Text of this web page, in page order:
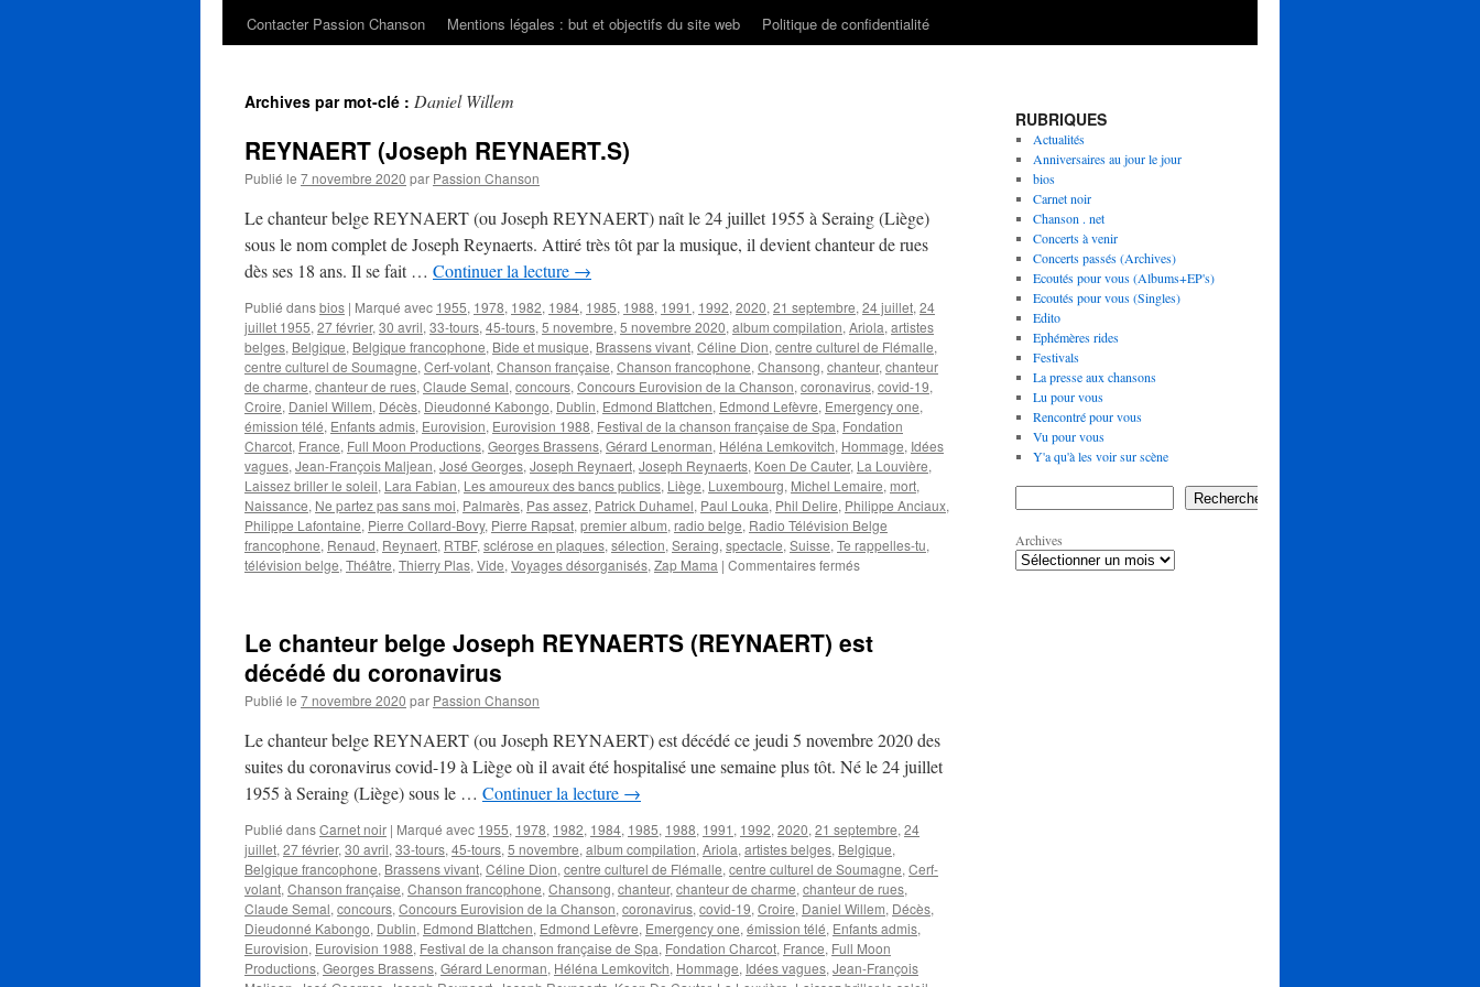
Contacter Passion Chanson
Mentions légales : but et objectifs du site web Politique de confidentialité
Archives par mot-clé : Daniel Willem
REYNAERT (Joseph REYNAERT.S)
Publié le 7 novembre 2020 par Passion Chanson
Le chanteur belge REYNAERT (ou Joseph REYNAERT) naît le 24 juillet 1955 à Seraing (Liège)
sous le nom complet de Joseph Reynaerts. Attiré très tôt par la musique, il devient chanteur de rues
dès ses 18 ans. Il se fait … Continuer la lecture →
Publié dansbios | Marqué avec 1955, 1978, 1982, 1984, 1985, 1988, 1991 , 1992, 2020, 21 septembre, 24 juillet, 24
juillet 1955, 27 février, 30 avril, 33-tours, 45-tours, 5 novembre, 5 novembre 2020, album compilation, Ariola, artistes
belges, Belgique, Belgique francophone, Bide et musique, Brassens vivant, Céline Dion, centre culturel de Flémalle,
centre culturel de Soumagne, Cerf-volant, Chanson française, Chanson francophone, Chansong, chanteur, chanteur
de charme, chanteur de rues, Claude Semal, concours, Concours Eurovision de la Chanson, coronavirus, covid-19,
Croire, Daniel Willem, Décès, Dieudonné Kabongo, Dublin, Edmond Blattchen, Edmond Lefèvre, Emergency one,
émission télé, Enfants admis, Eurovision, Eurovision 1988, Festival de la chanson française de Spa, Fondation
Charcot, France, Full Moon Productions, Georges Brassens, Gérard Lenorman, Héléna Lemkovitch, Hommage, Idées
vagues, Jean-François Maljean, José Georges, Joseph Reynaert, Joseph Reynaerts, Koen De Cauter, La Louvière,
Laissez briller le soleil, Lara Fabian, Les amoureux des bancs publics, Liège, Luxembourg, Michel Lemaire, mort,
Naissance, Ne partez pas sans moi, Palmarès, Pas assez, Patrick Duhamel, Paul Louka, Phil Delire, Philippe Anciaux,
Philippe Lafontaine, Pierre Collard-Bovy, Pierre Rapsat, premier album, radio belge, Radio Télévision Belge
francophone, Renaud, Reynaert, RTBF, sclérose en plaques, sélection, Seraing, spectacle, Suisse, Te rappelles-tu,
télévision belge, Théâtre, Thierry Plas, Vide, Voyages désorganisés, Zap Mama | Commentaires ferméssur
Le chanteur belge Joseph REYNAERTS (REYNAERT) est
décédé du coronavirus
Publié le 7 novembre 2020 par Passion Chanson
Le chanteur belge REYNAERT (ou Joseph REYNAERT) est décédé ce jeudi 5 novembre 2020 des
suites du coronavirus covid-19 à Liège où il avait été hospitalisé une semaine plus tôt. Né le 24 juillet
1955 à Seraing (Liège) sous le … Continuer la lecture →
Publié dansCarnet noir | Marqué avec 1955, 1978, 1982, 1984, 1985, 1988, 1991 , 1992, 2020, 21 septembre, 24
juillet, 27 février, 30 avril, 33-tours, 45-tours, 5 novembre, album compilation, Ariola, artistes belges, Belgique,
Belgique francophone, Brassens vivant, Céline Dion, centre culturel de Flémalle, centre culturel de Soumagne, Cerf-
volant, Chanson française, Chanson francophone, Chansong, chanteur, chanteur de charme, chanteur de rues,
Claude Semal, concours, Concours Eurovision de la Chanson, coronavirus, covid-19, Croire, Daniel Willem, Décès,
Dieudonné Kabongo, Dublin, Edmond Blattchen, Edmond Lefèvre, Emergency one, émission télé, Enfants admis,
Eurovision, Eurovision 1988, Festival de la chanson française de Spa, Fondation Charcot, France, Full Moon
Productions, Georges Brassens, Gérard Lenorman, Héléna Lemkovitch, Hommage, Idées vagues, Jean-François
RUBRIQUES
Actualités
Anniversaires au jour le jour
bios
Carnet noir
Chanson . net
Concerts à venir
Concerts passés (Archives)
Ecoutés pour vous (Albums+EP's)
Ecoutés pour vous (Singles)
Edito
Ephémères rides
Festivals
La presse aux chansons
Lu pour vous
Rencontré pour vous
Vu pour vous
Y'a qu'à les voir sur scène
Rechercher
Archives